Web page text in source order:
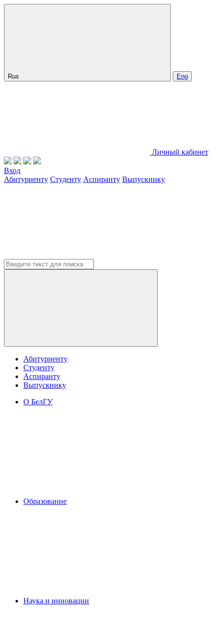
Rus Eng
Личный кабинет
Вход
Абитуриенту Студенту Аспиранту Выпускнику
Абитуриенту
Студенту
Аспиранту
Выпускнику
О БелГУ
Образование
Наука и инновации